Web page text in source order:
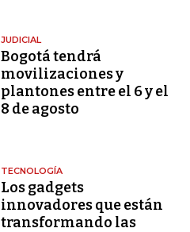
JUDICIAL
Bogotá tendrá
movilizaciones y
plantones entre el 6 y el
8 de agosto
TECNOLOGÍA
Los gadgets
innovadores que están
transformando las